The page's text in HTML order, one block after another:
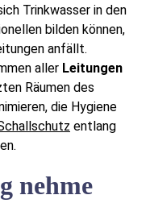
Trinkwasser in den
bilden können,
anfällt.
aller Leitungen
Räumen des
die Hygiene
entlang
nehme